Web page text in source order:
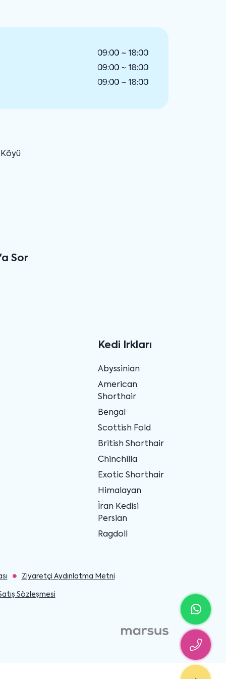
Kedi Irkları
Abyssinian
American
Shorthair
Bengal
Scottish Fold
British Shorthair
Chinchilla
Exotic Shorthair
Himalayan
İran Kedisi
Persian
Ragdoll
09:00 ~ 18:00
09:00 ~ 18:00
09:00 ~ 18:00
Sor
Ziyaretçi Aydınlatma Metni
Sözleşmesi